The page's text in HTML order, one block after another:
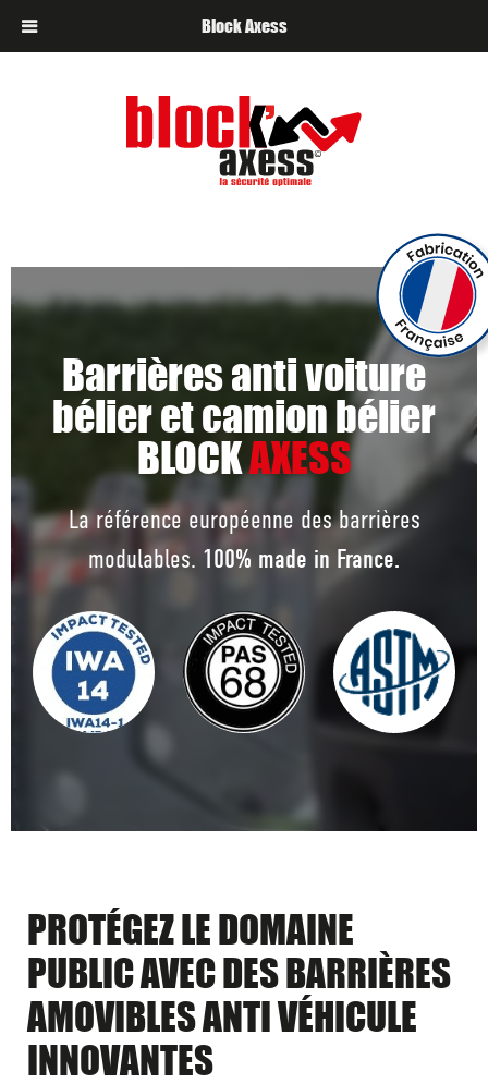
Barrières anti voiture
bélier et camion bélier
BLOCKAXESS
La référence européenne des barrières
modulables. 100% made in France.
PROTÉGEZ LE DOMAINE
PUBLIC AVEC DES BARRIÈRES
AMOVIBLES ANTI VÉHICULE
INNOVANTES
Block Axess